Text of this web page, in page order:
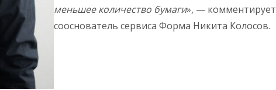
меньшее количество бумаги», — комментирует
сооснователь сервиса Форма Никита Колосов.